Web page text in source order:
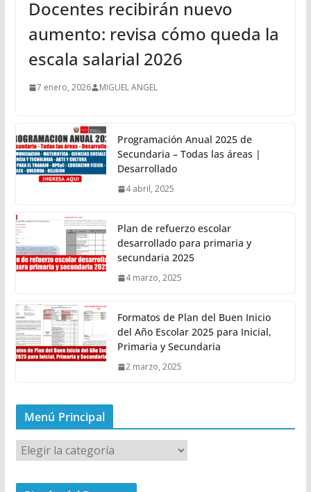
Docentes recibirán nuevo
aumento: revisa cómo queda la
escala salarial 2026
7 enero, 2026 MIGUEL ANGEL
Programación Anual 2025 de
Secundaria – Todas las áreas |
Desarrollado
4 abril, 2025
Plan de refuerzo escolar
desarrollado para primaria y
secundaria 2025
4 marzo, 2025
Formatos de Plan del Buen Inicio
del Año Escolar 2025 para Inicial,
Primaria y Secundaria
2 marzo, 2025
Menú Principal
M
n